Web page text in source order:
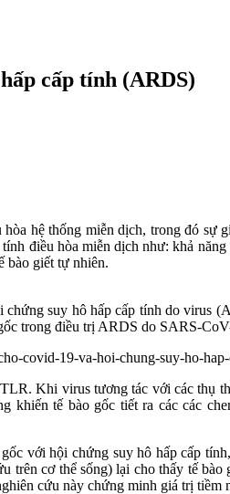
cấp tính (ARDS)
hệ thống miễn dịch, trong đó sự
điều hòa miễn dịch như: khả
bào giết tự nhiên.
suy hô hấp cấp tính do virus
trong điều trị ARDS do SARS-
Khi virus tương tác với các thụ
tế bào gốc tiết ra các các
với hội chứng suy hô hấp cấp
cơ thể sống) lại cho thấy tế
cứu này chứng minh giá trị tiềm